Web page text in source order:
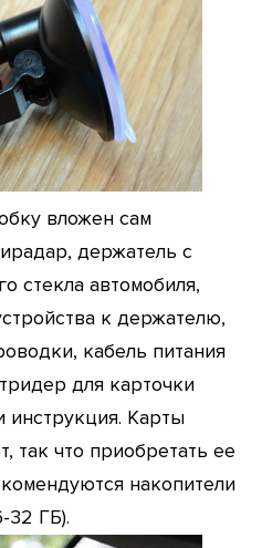
вложен сам
держатель с
стекла автомобиля,
к держателю,
кабель питания
для карточки
инструкция. Карты
так что приобретать ее
накопители
32 ГБ).